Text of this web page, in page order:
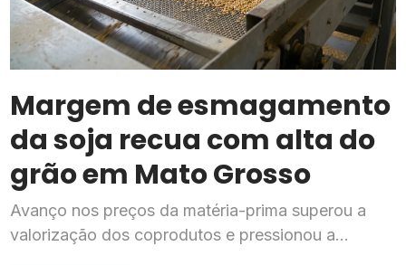
Margem de esmagamento
da soja recua com alta do
grão em Mato Grosso
Avanço nos preços da matéria-prima superou a
valorização dos coprodutos e pressionou a